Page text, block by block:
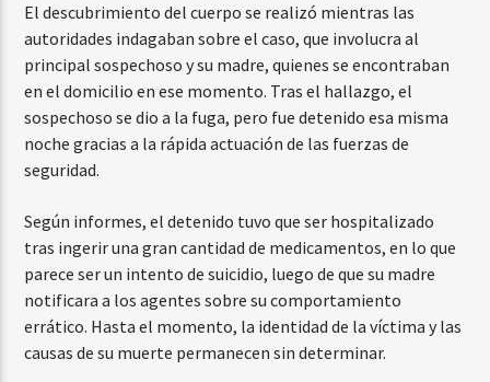
El descubrimiento del cuerpo se realizó mientras las
autoridades indagaban sobre el caso, que involucra al
principal sospechoso y su madre, quienes se encontraban
en el domicilio en ese momento. Tras el hallazgo, el
sospechoso se dio a la fuga, pero fue detenido esa misma
noche gracias a la rápida actuación de las fuerzas de
seguridad.
Según informes, el detenido tuvo que ser hospitalizado
tras ingerir una gran cantidad de medicamentos, en lo que
parece ser un intento de suicidio, luego de que su madre
notificara a los agentes sobre su comportamiento
errático. Hasta el momento, la identidad de la víctima y las
causas de su muerte permanecen sin determinar.